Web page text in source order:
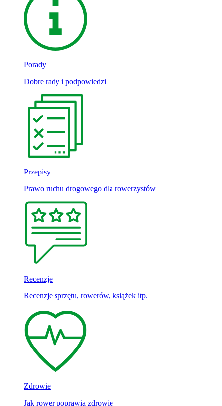
Porady
Dobre rady i podpowiedzi
Przepisy
Prawo ruchu drogowego dla rowerzystów
Recenzje
Recenzje sprzętu, rowerów, książek itp.
Zdrowie
Jak rower poprawia zdrowie